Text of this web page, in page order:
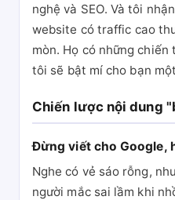
nghệ và SEO. Và tôi
website có traffic cao
mòn. Họ có những
tôi sẽ bật mí cho bạn
Chiến lược nội dung
Đừng viết cho Google,
Nghe có vẻ sáo rỗng,
người mắc sai lầm khi